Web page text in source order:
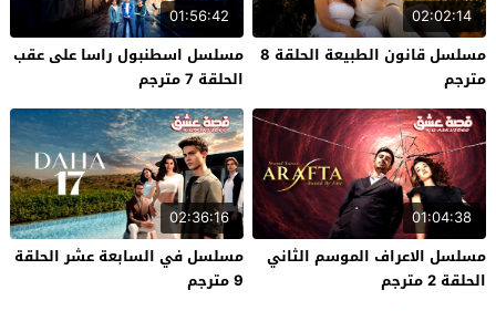
02:02:14
مسلسل قانون الطبيعة الحلقة 8
مترجم
01:56:42
مسلسل اسطنبول راسا على عقب
الحلقة 7 مترجم
01:04:38
مسلسل الاعراف الموسم الثاني
الحلقة 2 مترجم
02:36:16
مسلسل في السابعة عشر الحلقة
9 مترجم